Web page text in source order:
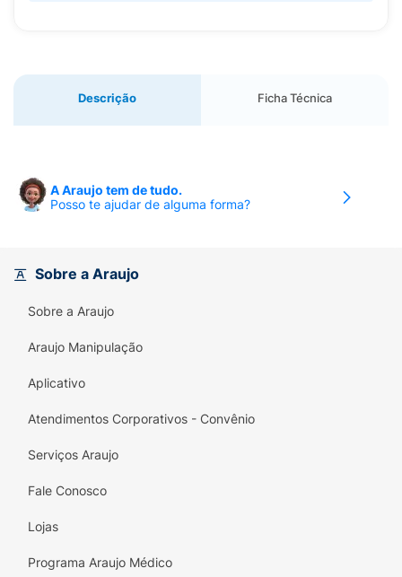
Descrição Ficha Técnica
A Araujo tem de tudo.
Posso te ajudar de alguma forma?
Sobre a Araujo
Sobre a Araujo
Araujo Manipulação
Aplicativo
Atendimentos Corporativos - Convênio
Serviços Araujo
Fale Conosco
Lojas
Programa Araujo Médico